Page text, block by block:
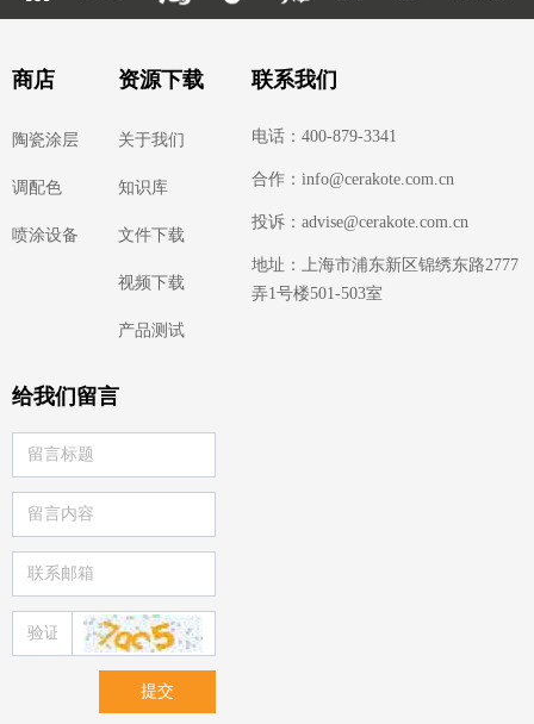
商店
陶瓷涂层
调配色
喷涂设备
资源下载
关于我们
知识库
文件下载
视频下载
产品测试
提交
给我们留言
联系我们
电话：400-879-3341
合作：info@cerakote.com.cn
投诉：advise@cerakote.com.cn
地址：上海市浦东新区锦绣东路2777
弄1号楼501-503室